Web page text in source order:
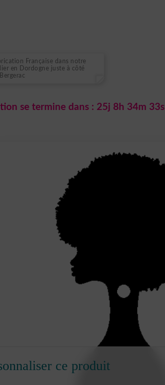
Française dans notre
en Dordogne juste à côté
se termine dans : 25j 8h 34m 32s
ce produit